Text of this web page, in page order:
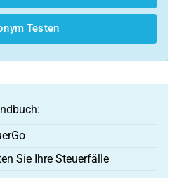
Testen
Sie Ihre Steuerfälle